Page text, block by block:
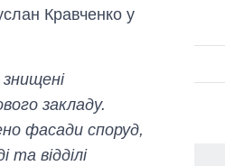
Кравченко у
закладу.
фасади споруд,
та відділі